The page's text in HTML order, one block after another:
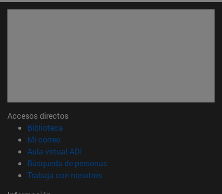
Accesos directos
Biblioteca
Mi correo(abre en nueva ventana)
Aula virtual ADI
Búsqueda de personas(abre en nueva ventana)
Trabaja con nosotros(abre en nueva ventana)